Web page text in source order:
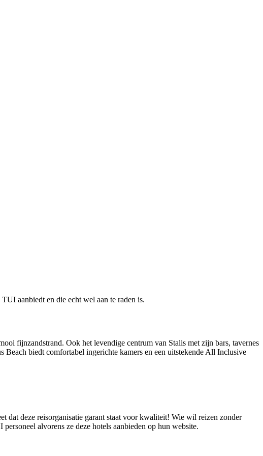
aanbiedt en die echt wel aan te raden is.
fijnzandstrand. Ook het levendige centrum van Stalis met zijn bars, tavernes
biedt comfortabel ingerichte kamers en een uitstekende All Inclusive
dat deze reisorganisatie garant staat voor kwaliteit! Wie wil reizen zonder
alvorens ze deze hotels aanbieden op hun website.